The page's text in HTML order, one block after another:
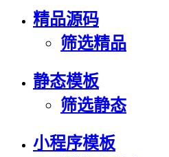
精品源码
筛选精品
静态模板
筛选静态
小程序模板